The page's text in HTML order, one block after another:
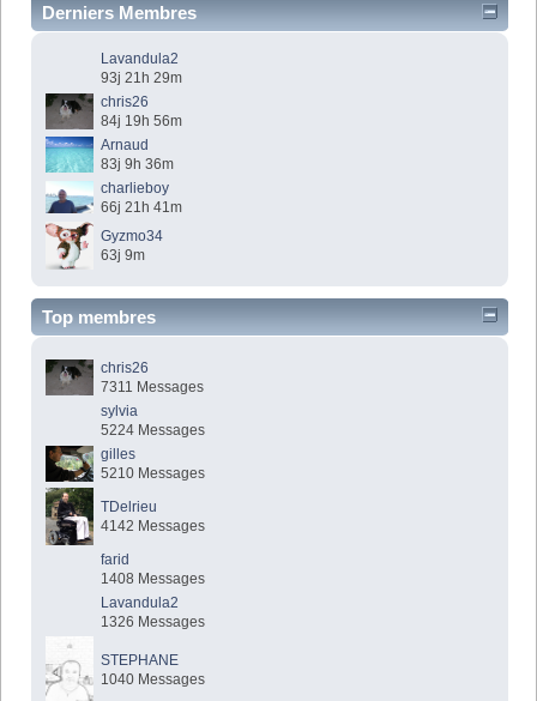
Derniers Membres
Lavandula2
93j 21h 29m
chris26
84j 19h 56m
Arnaud
83j 9h 36m
charlieboy
66j 21h 41m
Gyzmo34
63j 9m
Top membres
chris26
7311 Messages
sylvia
5224 Messages
gilles
5210 Messages
TDelrieu
4142 Messages
farid
1408 Messages
Lavandula2
1326 Messages
STEPHANE
1040 Messages